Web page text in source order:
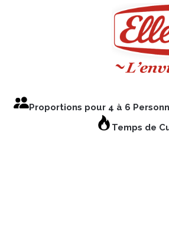
Proportions pour 4 à 6
Temps de